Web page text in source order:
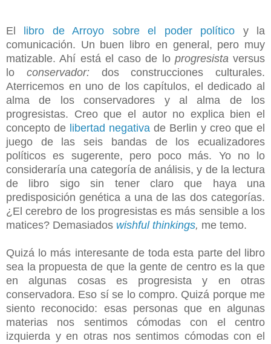
El libro de Arroyo sobre el poder político y la
comunicación. Un buen libro en general, pero muy
matizable. Ahí está el caso de lo progresistaversus
lo conservador:dos construcciones culturales.
Aterricemos en uno de los capítulos, el dedicado al
alma de los conservadores y al alma de los
progresistas. Creo que el autor no explica bien el
concepto de libertad negativa de Berlin y creo que el
juego de las seis bandas de los ecualizadores
políticos es sugerente, pero poco más. Yo no lo
consideraría una categoría de análisis, y de la lectura
de libro sigo sin tener claro que haya una
predisposición genética a una de las dos categorías.
¿El cerebro de los progresistas es más sensible a los
matices? Demasiados wishful thinkings, me temo.
Quizá lo más interesante de toda esta parte del libro
sea la propuesta de que la gente de centro es la que
en algunas cosas es progresista y en otras
conservadora. Eso sí se lo compro. Quizá porque me
siento reconocido: esas personas que en algunas
materias nos sentimos cómodas con el centro
izquierda y en otras nos sentimos cómodas con el